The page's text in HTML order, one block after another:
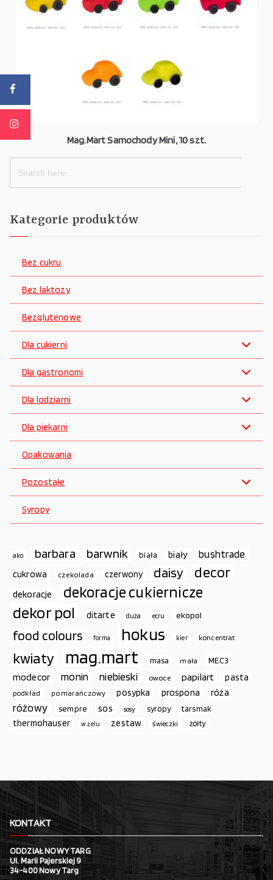
Mag.Mart Samochody Mini, 10 szt.
Search
for:
Kategorie produktów
Bez cukru
Bez laktozy
Bezglutenowe
Dla cukierni
Dla gastronomi
Dla lodziarni
Dla piekarni
Opakowania
Pozostałe
Syropy
ako barbara barwnik biała biały bushtrade
cukrowa czekolada czerwony daisy decor
dekoracje dekoracje cukiernicze
dekor pol ditarte duża ecru ekopol
food colours forma hokus kier koncentrat
kwiaty mag.mart masa mała MEC3
modecor monin niebieski owoce papilart pasta
podkład pomarańczowy posypka prospona róża
różowy sempre sos sosy syropy tarsmak
thermohauser w żelu zestaw świeczki żółty
KONTAKT
ODDZIAŁ NOWY TARG
Ul. Marii Pajerskiej 9
34-400 Nowy Targ